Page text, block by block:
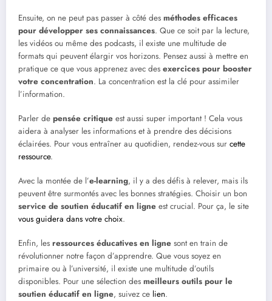
Ensuite, on ne peut pas passer à côté des méthodes efficaces
pour développer ses connaissances. Que ce soit par la lecture,
les vidéos ou même des podcasts, il existe une multitude de
formats qui peuvent élargir vos horizons. Pensez aussi à mettre en
pratique ce que vous apprenez avec des exercices pour booster
votre concentration. La concentration est la clé pour assimiler
l’information.
Parler de pensée critique est aussi super important ! Cela vous
aidera à analyser les informations et à prendre des décisions
éclairées. Pour vous entraîner au quotidien, rendez-vous sur cette
ressource.
Avec la montée de l’e-learning, il y a des défis à relever, mais ils
peuvent être surmontés avec les bonnes stratégies. Choisir un bon
service de soutien éducatif en ligne est crucial. Pour ça, le site
vous guidera dans votre choix.
Enfin, les ressources éducatives en ligne sont en train de
révolutionner notre façon d’apprendre. Que vous soyez en
primaire ou à l’université, il existe une multitude d’outils
disponibles. Pour une sélection des meilleurs outils pour le
soutien éducatif en ligne, suivez ce lien.